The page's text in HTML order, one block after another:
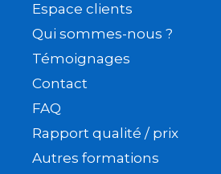
Espace clients
Qui sommes-nous ?
Témoignages
Contact
FAQ
Rapport qualité / prix
Autres formations